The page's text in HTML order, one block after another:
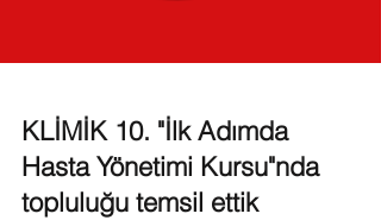
KLİMİK 10. "İlk Adımda
Hasta Yönetimi Kursu"nda